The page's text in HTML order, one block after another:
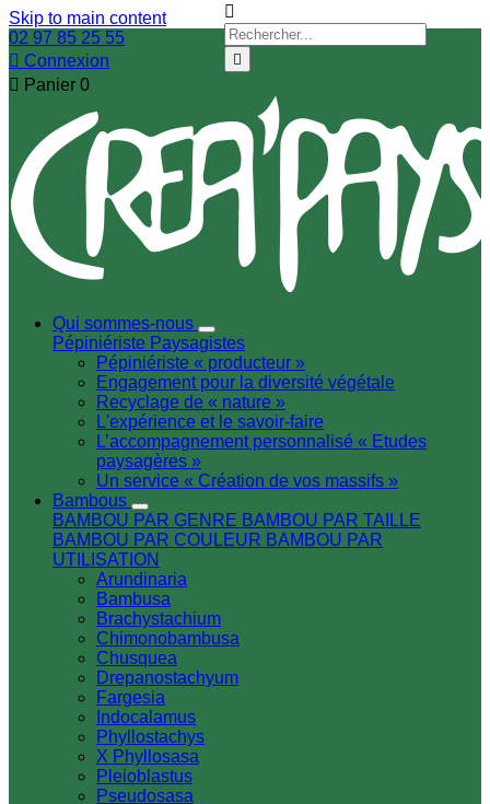
Skip to main content
02 97 85 25 55
 Connexion
 Panier 0
Qui sommes-nous
Pépiniériste Paysagistes
Pépiniériste « producteur »
Engagement pour la diversité végétale
Recyclage de « nature »
L'expérience et le savoir-faire
L’accompagnement personnalisé « Etudes
paysagères »
Un service « Création de vos massifs »
Bambous
BAMBOU PAR GENRE BAMBOU PAR TAILLE
BAMBOU PAR COULEUR BAMBOU PAR
UTILISATION
Arundinaria
Bambusa
Brachystachium
Chimonobambusa
Chusquea
Drepanostachyum
Fargesia
Indocalamus
Phyllostachys
X Phyllosasa
Pleioblastus
Pseudosasa

